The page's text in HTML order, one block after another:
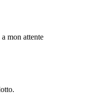
mon attente